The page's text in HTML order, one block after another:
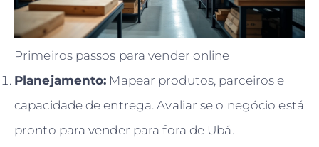
Primeiros passos para vender online
Planejamento: Mapear produtos, parceiros e
capacidade de entrega. Avaliar se o negócio está
pronto para vender para fora de Ubá.